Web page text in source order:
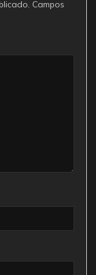
Campos